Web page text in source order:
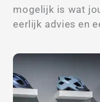
mogelijk is wat
eerlijk advies en